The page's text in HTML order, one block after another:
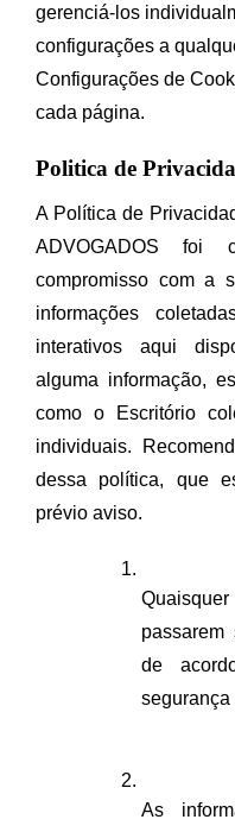
gerenciá-los
Configurações de
cada página.
Politica de
A Política de
ADVOGADOS foi
compromisso com a
informações
interativos aqui
alguma informação,
como o Escritório
individuais.
dessa política, que
prévio aviso.
passarem
de
As